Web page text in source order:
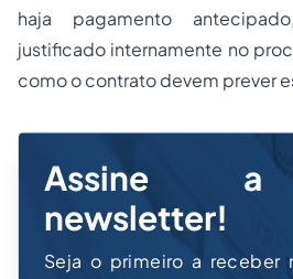
haja pagamento
justificado internamente no
como o contrato devem prever
Assine a
newsletter!
Seja o primeiro a receber